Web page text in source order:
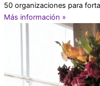
50 organizaciones para
Más información »